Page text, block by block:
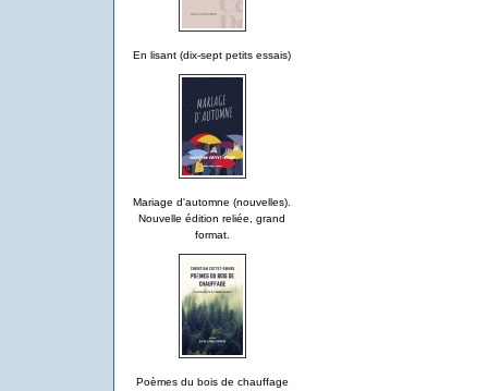
En lisant (dix-sept petits essais)
Mariage d'automne (nouvelles).
Nouvelle édition reliée, grand
format.
Poèmes du bois de chauffage